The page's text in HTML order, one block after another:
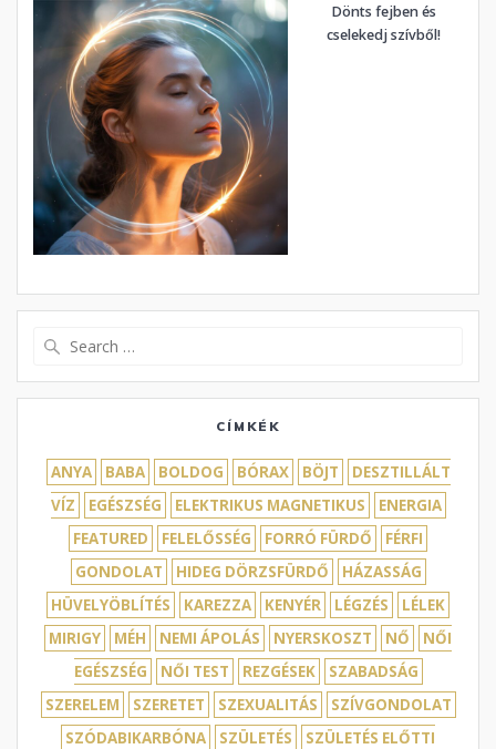
Dönts fejben és
cselekedj szívből!
CÍMKÉK
ANYA BABA BOLDOG BÓRAX BÖJT
DESZTILLÁLT
VÍZ
EGÉSZSÉG ELEKTRIKUS MAGNETIKUS
ENERGIA
FEATURED
FELELŐSSÉG FORRÓ FÜRDŐ
FÉRFI
GONDOLAT
HIDEG DÖRZSFÜRDŐ
HÁZASSÁG
HÜVELYÖBLÍTÉS
KAREZZA KENYÉR LÉGZÉS
LÉLEK
MIRIGY
MÉH NEMI ÁPOLÁS NYERSKOSZT NŐ
NŐI
EGÉSZSÉG
NŐI TEST REZGÉSEK
SZABADSÁG
SZERELEM
SZERETET SZEXUALITÁS
SZÍVGONDOLAT
SZÓDABIKARBÓNA
SZÜLETÉS
SZÜLETÉS ELŐTTI